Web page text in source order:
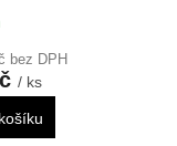
bez DPH
/ ks